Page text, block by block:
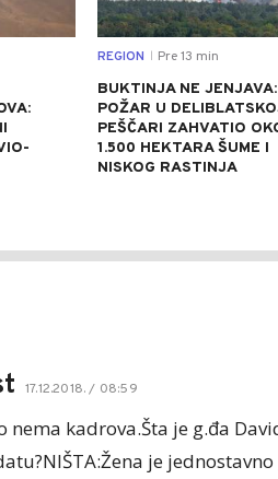
REGION Pre 13 min
BUKTINJA NE JENJAVA:
POŽAR U
PEŠČARI ZAHVATIO
1.500 HEKTARA ŠUME I
NISKOG RASTINJA
17.12.2018. / 08:59
nema kadrova.Šta je g.đa
je